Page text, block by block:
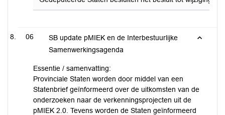
06
SB update pMIEK en de Interbestuurlijke
Samenwerkingsagenda
Essentie / samenvatting:
Provinciale Staten worden door middel van een
Statenbrief geïnformeerd over de uitkomsten van de
onderzoeken naar de verkenningsprojecten uit de
pMIEK 2.0. Tevens worden de Staten geïnformeerd